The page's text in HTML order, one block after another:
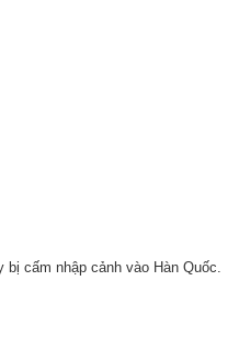
cấm nhập cảnh vào Hàn Quốc.